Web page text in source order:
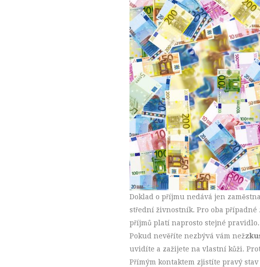
Doklad o příjmu nedává jen
střední živnostník. Pro oba
příjmů platí naprosto stejné
Pokud nevěříte nezbývá vám než
uvidíte a zažijete na vlastní kůži.
Přímým kontaktem zjistíte pravý stav